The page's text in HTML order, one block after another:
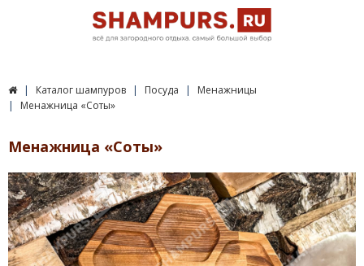
Каталог шампуров Посуда
Менажницы
Менажница «Соты»
Менажница «Соты»